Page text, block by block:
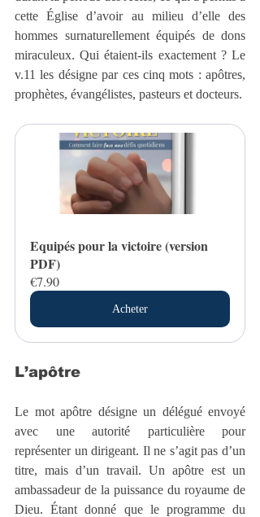
cette Église d’avoir au milieu d’elle des
hommes surnaturellement équipés de dons
miraculeux. Qui étaient-ils exactement ? Le
v.11 les désigne par ces cinq mots : apôtres,
prophètes, évangélistes, pasteurs et docteurs.
Equipés pour la victoire (version
PDF)
€7.90
Acheter
L’apôtre
Le mot apôtre désigne un délégué envoyé
avec une autorité particulière pour
représenter un dirigeant. Il ne s’agit pas d’un
titre, mais d’un travail. Un apôtre est un
ambassadeur de la puissance du royaume de
Dieu. Étant donné que le programme du